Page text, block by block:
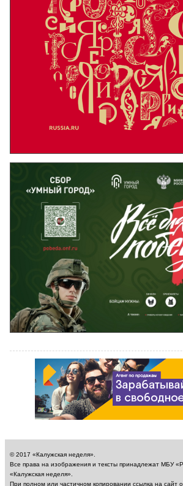
© 2017 «Калужская неделя».
Все права на изображения и тексты принадлежат МБУ
«Калужская неделя».
При полном или частичном копировании ссылка на сайт